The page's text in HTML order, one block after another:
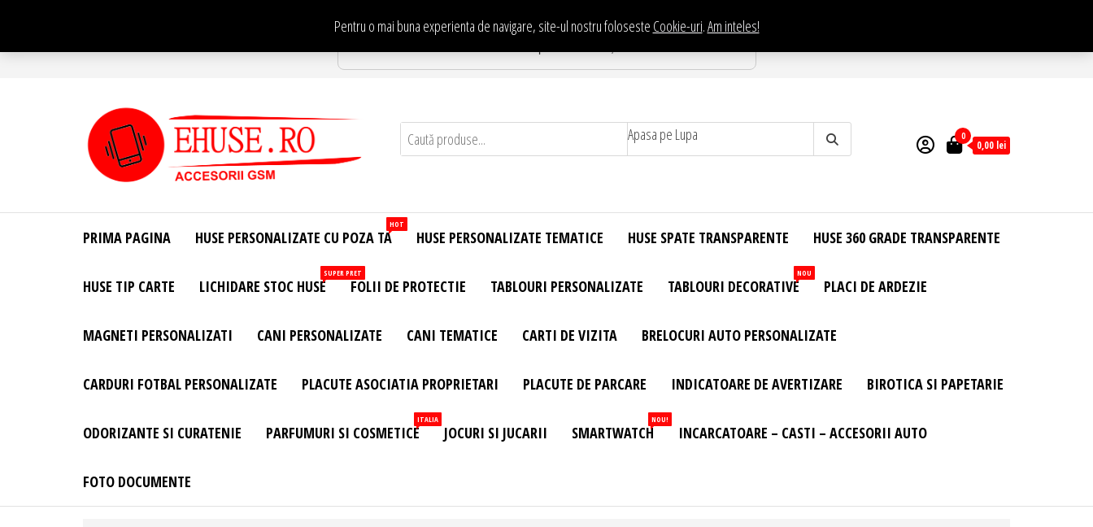
conținut
Pentru o mai buna experienta de navigare, site-ul nostru foloseste Cookie-uri.Am inteles!
Te asteptam in Showroom eHuse.ro
Site Oficial .
Huse
Personalizate
Huse
Personalizate
Telefon –
– Accesorii
Apasa pe Lupa 0
0,00 lei
PRIMA PAGINA HUSE PERSONALIZATE CU POZA TA
HOT
HUSE PERSONALIZATE TEMATICE HUSE SPATE TRANSPARENTE HUSE 360 GRADE TRANSPARENTE
HUSE TIP CARTE LICHIDARE STOC HUSE
SUPER PRET
FOLII DE PROTECTIE TABLOURI PERSONALIZATE TABLOURI DECORATIVE
NOU
PLACI DE ARDEZIE
MAGNETI PERSONALIZATI CANI PERSONALIZATE CANI TEMATICE CARTI DE VIZITA BRELOCURI AUTO PERSONALIZATE
CARDURI FOTBAL PERSONALIZATE PLACUTE ASOCIATIA PROPRIETARI PLACUTE DE PARCARE INDICATOARE DE AVERTIZARE BIROTICA SI PAPETARIE
ODORIZANTE SI CURATENIE PARFUMURI SI COSMETICE
ITALIA
JOCURI SI JUCARII SMARTWATCH
NOU!
INCARCATOARE – CASTI – ACCESORII AUTO
FOTO DOCUMENTE